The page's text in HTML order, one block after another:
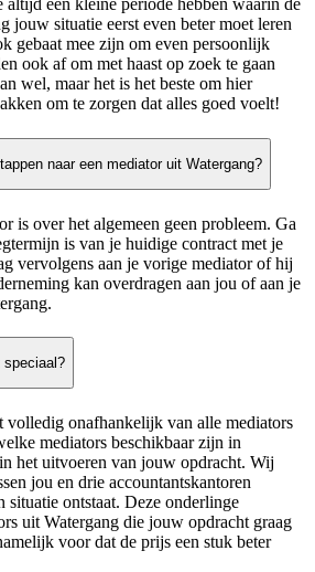
altijd een kleine periode hebben waarin de
jouw situatie eerst even beter moet leren
gebaat mee zijn om even persoonlijk
ook af om met haast op zoek te gaan
wel, maar het is het beste om hier
om te zorgen dat alles goed voelt!
naar een mediator uit Watergang?
is over het algemeen geen probleem. Ga
is van je huidige contract met je
vervolgens aan je vorige mediator of hij
kan overdragen aan jou of aan je
speciaal?
volledig onafhankelijk van alle mediators
mediators beschikbaar zijn in
het uitvoeren van jouw opdracht. Wij
jou en drie accountantskantoren
ontstaat. Deze onderlinge
uit Watergang die jouw opdracht graag
voor dat de prijs een stuk beter